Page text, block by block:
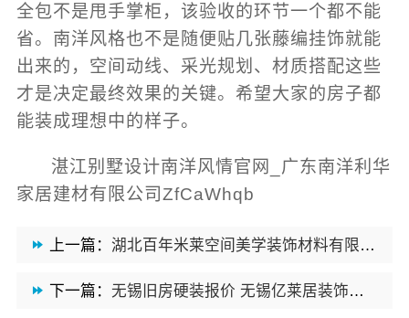
全包不是甩手掌柜，该验收的环节一个都不能
省。南洋风格也不是随便贴几张藤编挂饰就能
出来的，空间动线、采光规划、材质搭配这些
才是决定最终效果的关键。希望大家的房子都
能装成理想中的样子。
湛江别墅设计南洋风情官网_广东南洋利华
家居建材有限公司ZfCaWhqb
上一篇： 湖北百年米莱空间美学装饰材料有限公司鄂州专业家装实景案例
下一篇： 无锡旧房硬装报价 无锡亿莱居装饰工程材料有限公司透明清单